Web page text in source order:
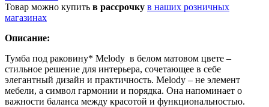
Товар можно купить в рассрочку в наших розничных
магазинах
Описание:
Тумба под раковину* Melody в белом матовом цвете –
стильное решение для интерьера, сочетающее в себе
элегантный дизайн и практичность. Melody – не элемент
мебели, а символ гармонии и порядка. Она напоминает о
важности баланса между красотой и функциональностью.